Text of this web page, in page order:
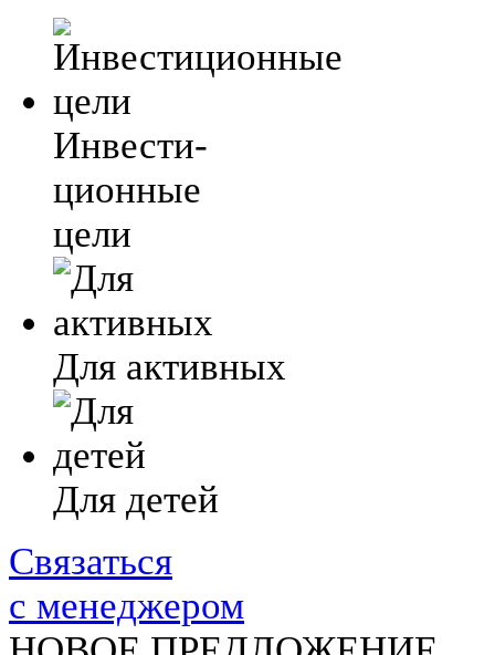
Инвести-
ционные
цели
Для активных
Для детей
Связаться
с менеджером